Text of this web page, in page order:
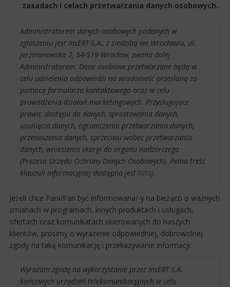
zasadach i celach przetwarzania danych osobowych.
Administratorem danych osobowych podanych w
zgłoszeniu jest InsERT S.A., z siedzibą we Wrocławiu, ul.
Jerzmanowska 2, 54-519 Wrocław, zwana dalej
Administratorem. Dane osobowe przetwarzane będą w
celu udzielenia odpowiedzi na wiadomość przesłaną za
pomocą formularza kontaktowego oraz w celu
prowadzenia działań marketingowych. Przysługujące
prawa: dostępu do danych, sprostowania danych,
usunięcia danych, ograniczenia przetwarzania danych,
przenoszenia danych, sprzeciwu wobec przetwarzania
danych, wniesienia skargi do organu nadzorczego
(Prezesa Urzędu Ochrony Danych Osobowych). Pełna treść
klauzuli informacyjnej dostępna jest tutaj.
Jeżeli chce Pani/Pan być informowana/-y na bieżąco o ważnych
zmianach w programach, innych produktach i usługach,
ofertach oraz komunikatach skierowanych do naszych
klientów, prosimy o wyrażenie odpowiedniej, dobrowolnej
zgody na taką komunikację i przekazywanie informacji:
Wyrażam zgodę na wykorzystanie przez InsERT S.A.
końcowych urządzeń telekomunikacyjnych w celu